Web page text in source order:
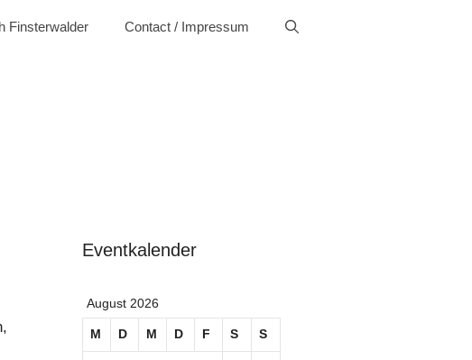
Finsterwalder Contact / Impressum
Eventkalender
August 2026
M D M D F S S